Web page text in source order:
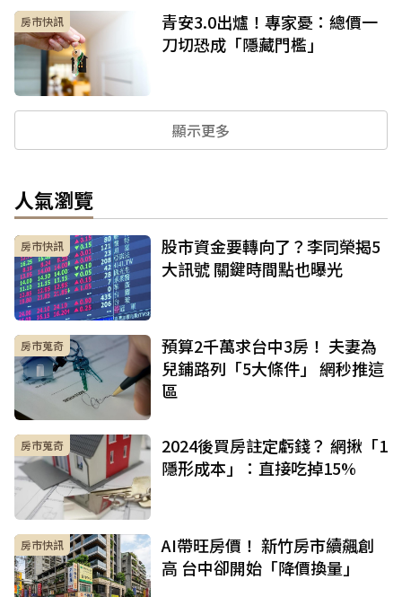
房市快訊
青安3.0出爐！專家憂：總價一
刀切恐成「隱藏門檻」
顯示更多
人氣瀏覽
房市快訊
股市資金要轉向了？李同榮揭5
大訊號 關鍵時間點也曝光
房市蒐奇
預算2千萬求台中3房！ 夫妻為
兒鋪路列「5大條件」 網秒推這
區
房市蒐奇
2024後買房註定虧錢？ 網揪「1
隱形成本」：直接吃掉15%
房市快訊
AI帶旺房價！ 新竹房市續飆創
高 台中卻開始「降價換量」